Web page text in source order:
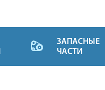
ЗАПАСНЫЕ
ЧАСТИ